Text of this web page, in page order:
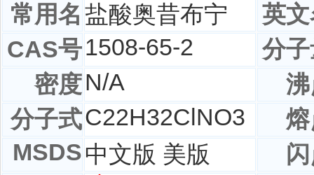
常用名 盐酸奥昔布宁
英
CAS号1508-65-2
分
密度N/A
分子式C22H32ClNO3
MSDS中文版 美版